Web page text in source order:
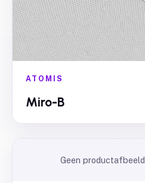
ATOMIS
Miro-B
Geen